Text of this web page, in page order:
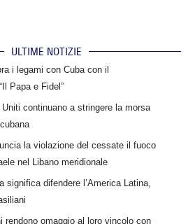
ULTIME NOTIZIE
i legami con Cuba con il
Papa e Fidel”
continuano a stringere la morsa
la violazione del cessate il fuoco
nel Libano meridionale
significa difendere l’America Latina,
rendono omaggio al loro vincolo con